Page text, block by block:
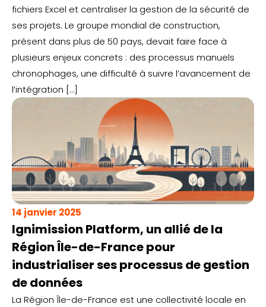
fichiers Excel et centraliser la gestion de la sécurité de
ses projets. Le groupe mondial de construction,
présent dans plus de 50 pays, devait faire face à
plusieurs enjeux concrets : des processus manuels
chronophages, une difficulté à suivre l’avancement de
l’intégration […]
14 janvier 2025
Ignimission Platform, un allié de la
Région Île-de-France pour
industrialiser ses processus de gestion
de données
La Région Île-de-France est une collectivité locale en